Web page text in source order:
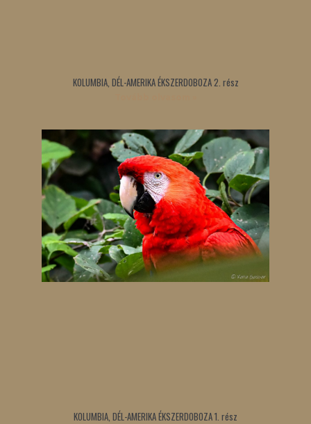
KOLUMBIA, DÉL-AMERIKA ÉKSZERDOBOZA 2. rész
KOLUMBIA, DÉL-AMERIKA ÉKSZERDOBOZA 1. rész